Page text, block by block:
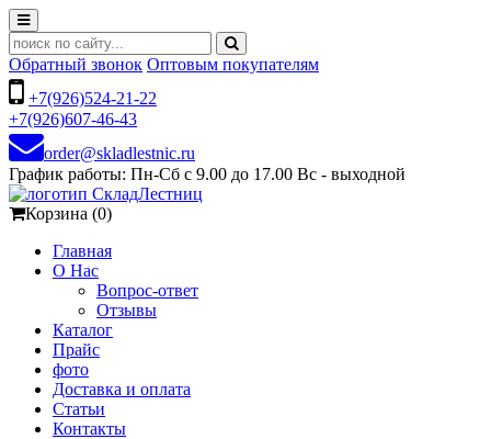
Обратный звонок Оптовым покупателям
+7(926)524-21-22
+7(926)607-46-43
order@skladlestnic.ru
График работы: Пн-Сб с 9.00 до 17.00 Вс - выходной
Корзина (0)
Главная
О Нас
Вопрос-ответ
Отзывы
Каталог
Прайс
фото
Доставка и оплата
Статьи
Контакты